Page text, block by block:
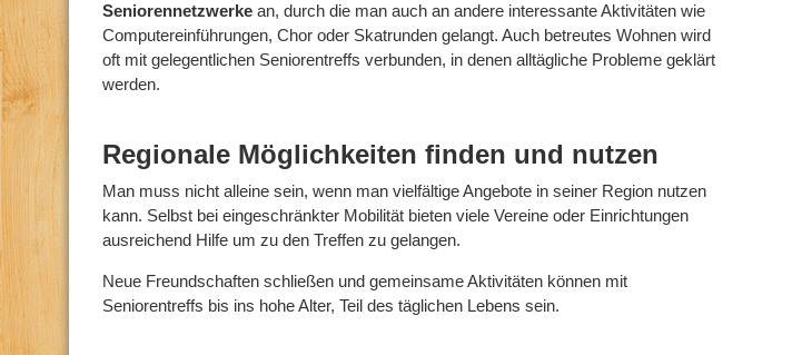
Seniorennetzwerke an, durch die man auch an andere interessante Aktivitäten wie
Computereinführungen, Chor oder Skatrunden gelangt. Auch betreutes Wohnen wird
oft mit gelegentlichen Seniorentreffs verbunden, in denen alltägliche Probleme geklärt
werden.
Regionale Möglichkeiten finden und nutzen
Man muss nicht alleine sein, wenn man vielfältige Angebote in seiner Region nutzen
kann. Selbst bei eingeschränkter Mobilität bieten viele Vereine oder Einrichtungen
ausreichend Hilfe um zu den Treffen zu gelangen.
Neue Freundschaften schließen und gemeinsame Aktivitäten können mit
Seniorentreffs bis ins hohe Alter, Teil des täglichen Lebens sein.